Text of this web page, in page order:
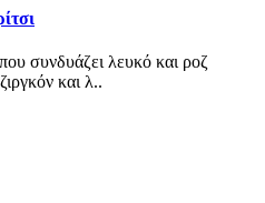
συνδυάζει λευκό και ροζ
και λ..